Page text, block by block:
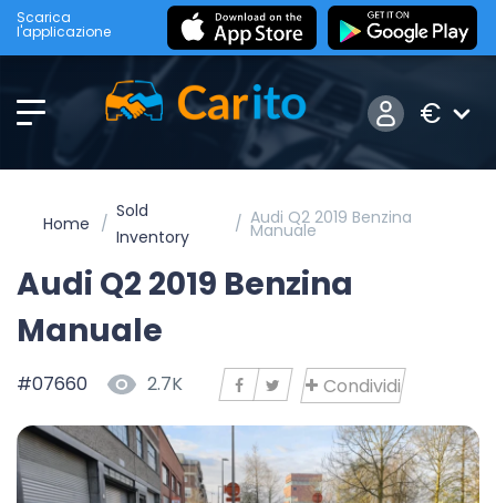
Scarica
l'applicazione
€
Home
Sold
Inventory
Audi Q2 2019 Benzina
Manuale
Audi Q2 2019 Benzina
Manuale
#07660 2.7K Condividi